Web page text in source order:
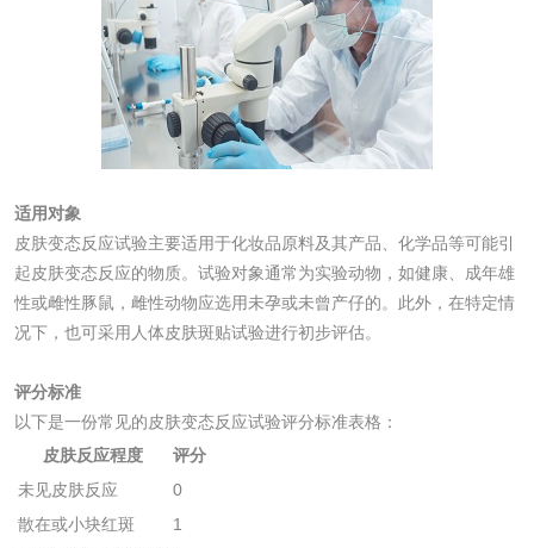
适用对象
皮肤变态反应试验主要适用于化妆品原料及其产品、化学品等可能引
起皮肤变态反应的物质。试验对象通常为实验动物，如健康、成年雄
性或雌性豚鼠，雌性动物应选用未孕或未曾产仔的。此外，在特定情
况下，也可采用人体皮肤斑贴试验进行初步评估。
评分标准
以下是一份常见的皮肤变态反应试验评分标准表格：
皮肤反应程度
评分
未见皮肤反应
0
散在或小块红斑
1
化妆品眼刺激试验 化妆品皮肤刺激试
验
化妆品急性经口毒
性试验
化妆品皮肤变态反
应试验
皮肤光变态反应试
清洗剂检测 日化产品毒理检测